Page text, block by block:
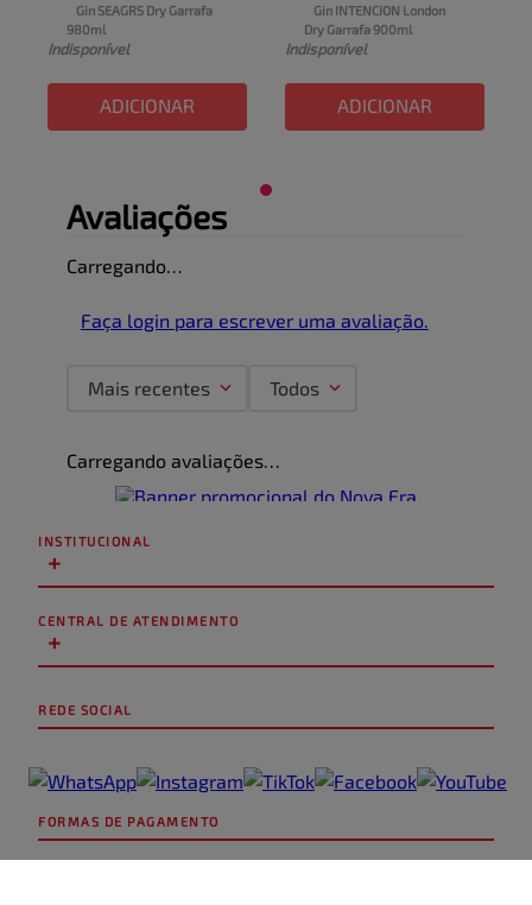
Gin SEAGRS Dry Garrafa
980ml
Indisponível
ADICIONAR
Gin INTENCION London
Dry Garrafa 900ml
Indisponível
ADICIONAR
Avaliações
Carregando…
Faça login para escrever uma avaliação.
Mais recentes Todos
Carregando avaliações…
INSTITUCIONAL
+
CENTRAL DE ATENDIMENTO
+
REDE SOCIAL
FORMAS DE PAGAMENTO